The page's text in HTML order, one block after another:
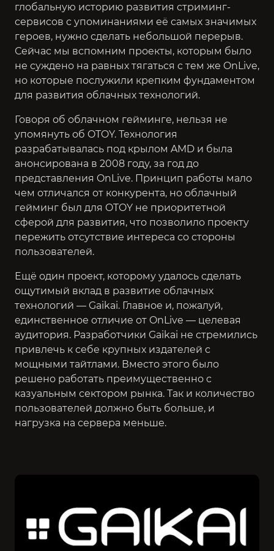
глобальную историю развития стриминг-
сервисов с упоминаниями её самых значимых
героев, нужно сделать небольшой перерыв.
Сейчас мы вспомним проекты, которым было
не суждено на равных тягаться с тем же OnLive,
но которые послужили крепким фундаментом
для развития облачных технологий.
Говоря об облачном гейминге, нельзя не
упомянуть об OTOY. Технология
разрабатывалась под крылом AMD и была
анонсирована в 2008 году, за год до
представления OnLive. Принцип работы мало
чем отличался от конкурента, но облачный
гейминг был для OTOY не приоритетной
сферой для развития, что позволило проекту
пережить отсутствие интереса со стороны
пользователей.
Ещё один проект, которому удалось сделать
ощутимый вклад в развитие облачных
технологий — Gaikai. Главное и, пожалуй,
единственное отличие от OnLive — целевая
аудитория. Разработчики Gaikai не стремились
привлечь к себе крупных издателей с
мощными тайтлами. Вместо этого было
решено работать преимущественно с
казуальным сектором рынка. Так и количество
пользователей должно быть больше, и
нагрузка на сервера меньше.